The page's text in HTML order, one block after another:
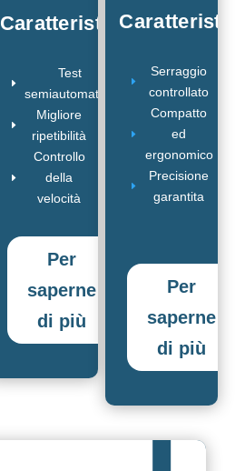
Caratteristiche
E
Test
semiautomatico
E
Migliore
ripetibilità
E
Controllo
della
velocità
Per
saperne
di più
E
Serraggio
controllato
E
Compatto
ed
ergonomico
E
Precisione
garantita
Per
saperne
di più